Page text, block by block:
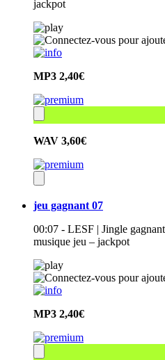
jackpot
MP3 2,40€
WAV 3,60€
jeu gagnant 07
00:07 - LESF | Jingle
musique jeu – jackpot
MP3 2,40€